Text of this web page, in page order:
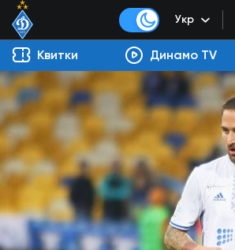
Укр
Квитки Динамо TV